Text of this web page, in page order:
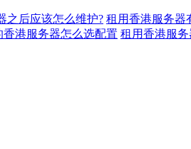
之后应该怎么维护? 租用香港服务器
香港服务器怎么选配置 租用香港服